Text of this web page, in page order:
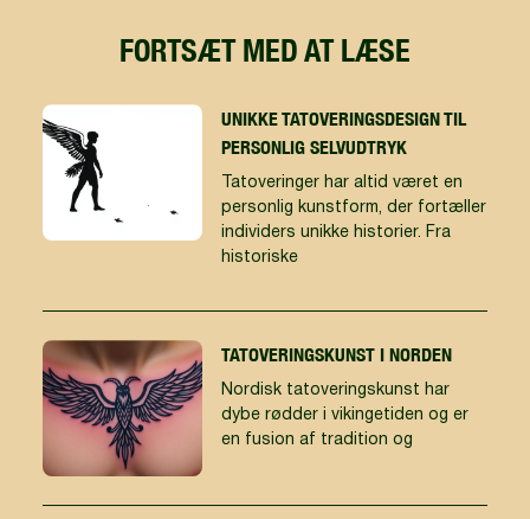
FORTSÆT MED AT LÆSE
UNIKKE TATOVERINGSDESIGN TIL
PERSONLIG SELVUDTRYK
Tatoveringer har altid været en
personlig kunstform, der fortæller
individers unikke historier. Fra
historiske
TATOVERINGSKUNST I NORDEN
Nordisk tatoveringskunst har
dybe rødder i vikingetiden og er
en fusion af tradition og